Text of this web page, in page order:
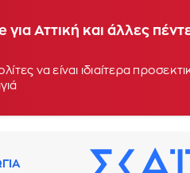
Αττική και άλλες
να είναι ιδιαίτερα